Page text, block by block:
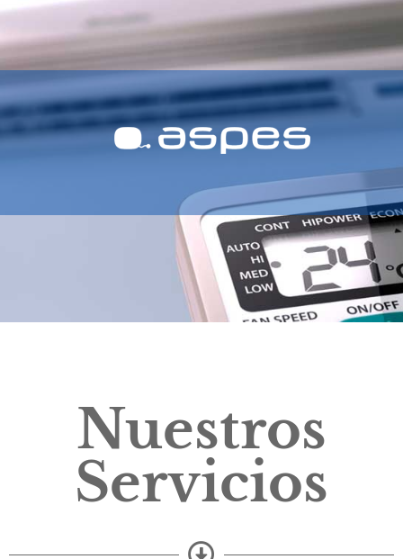
Nuestros
Servicios